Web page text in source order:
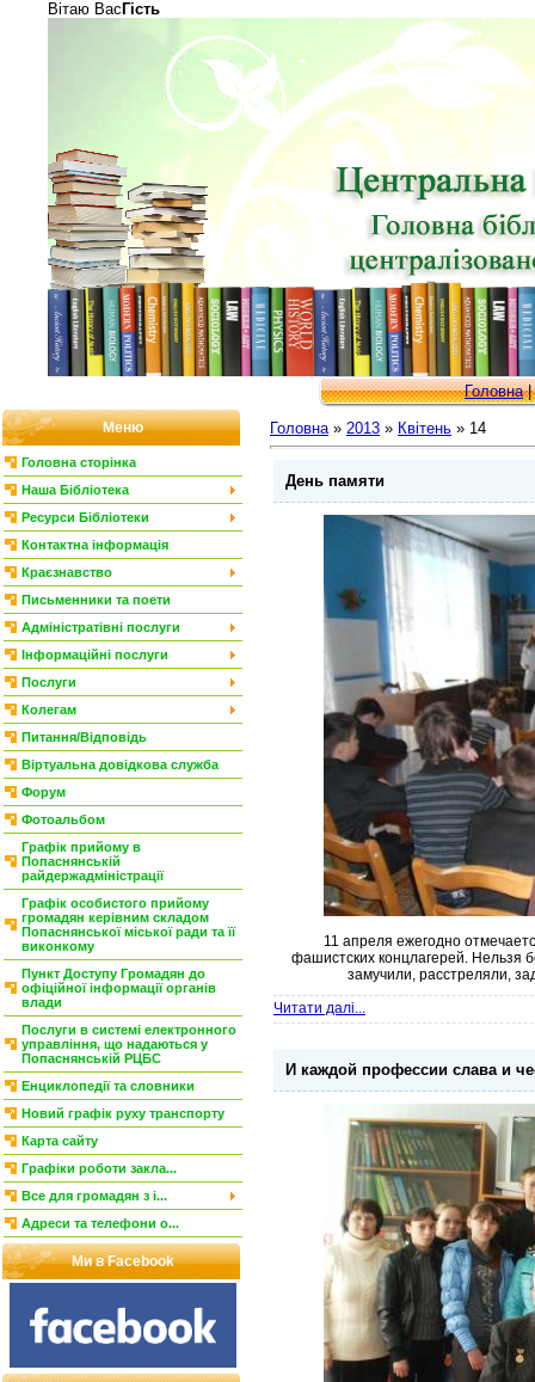
Вітаю Вас Гість
Головна|
Меню
Головна сторінка
Наша Бібліотека
Ресурси Бібліотеки
Контактна інформація
Краєзнавство
Письменники та поети
Адміністратівні послуги
Інформаційні послуги
Послуги
Колегам
Питання/Відповідь
Віртуальна довідкова служба
Форум
Фотоальбом
Графік прийому в
Попаснянській
райдержадміністрації
Графік особистого прийому
громадян керівним складом
Попаснянської міської ради та її
виконкому
Пункт Доступу Громадян до
офіційної інформації органів
влади
Послуги в системі електронного
управління, що надаються у
Попаснянській РЦБС
Енциклопедії та словники
Новий графік руху транспорту
Карта сайту
Графіки роботи закла...
Все для громадян з і...
Адреси та телефони о...
Ми в Facebook
Головна» 2013 » Квітень » 14
День памяти
11 апреля ежегодно
фашистских концлагерей. Нельзя
замучили, расстреляли,
Читати далі...
И каждой профессии слава и